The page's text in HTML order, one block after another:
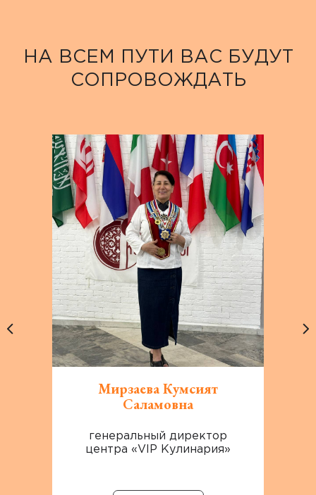
НА ВСЕМ ПУТИ ВАС БУДУТ
СОПРОВОЖДАТЬ
Мирзаева Кумсият
Саламовна
генеральный директор
центра «VIP Кулинария»